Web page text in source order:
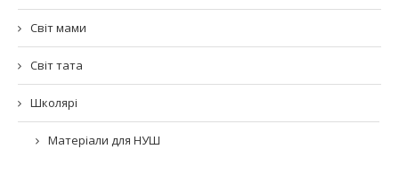
Світ мами
Світ тата
Школярі
Матеріали для НУШ